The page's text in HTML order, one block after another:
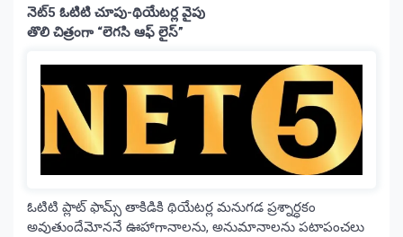
నెట్5 ఓటిటి చూపు-థియేటర్ల వైపు
తొలి చిత్రంగా “లెగసి ఆఫ్ లైస్”
ఓటిటి ప్లాట్ ఫామ్స్ తాకిడికి థియేటర్ల మనుగడ ప్రశ్నార్ధకం
అవుతుందేమోననే ఊహాగానాలను, అనుమానాలను పటాపంచలు